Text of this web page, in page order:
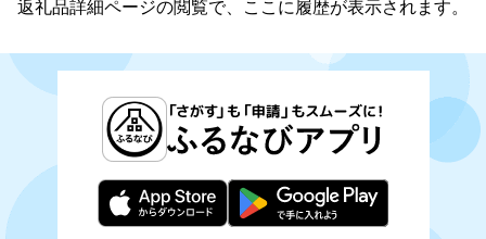
返礼品詳細ページの閲覧で、ここに履歴が表示されます。